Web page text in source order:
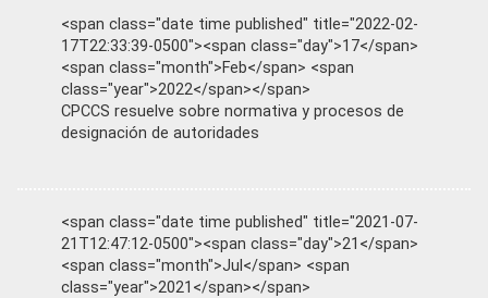
<span class="date time published" title="2022-02-
17T22:33:39-0500"><span class="day">17</span>
<span class="month">Feb</span> <span
class="year">2022</span></span>
CPCCS resuelve sobre normativa y procesos de
designación de autoridades
<span class="date time published" title="2021-07-
21T12:47:12-0500"><span class="day">21</span>
<span class="month">Jul</span> <span
class="year">2021</span></span>